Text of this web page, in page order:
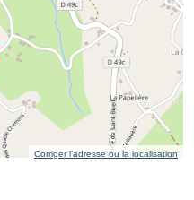
Corriger l’adresse ou la localisation